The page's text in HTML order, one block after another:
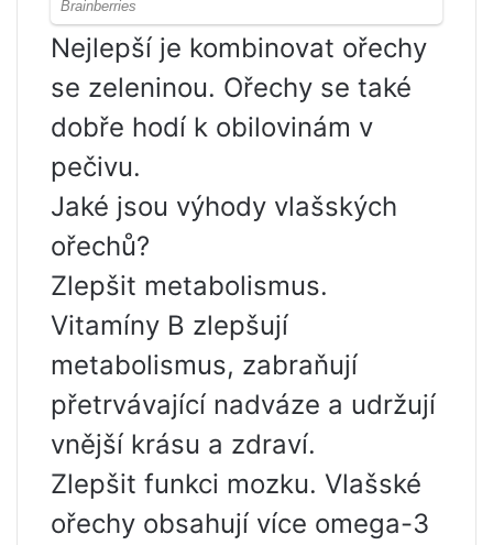
Nejlepší je kombinovat ořechy
se zeleninou. Ořechy se také
dobře hodí k obilovinám v
pečivu.
Jaké jsou výhody vlašských
ořechů?
Zlepšit metabolismus.
Vitamíny B zlepšují
metabolismus, zabraňují
přetrvávající nadváze a udržují
vnější krásu a zdraví.
Zlepšit funkci mozku. Vlašské
ořechy obsahují více omega-3